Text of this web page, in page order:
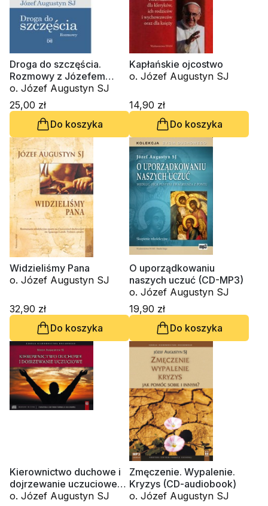
Droga do szczęścia.
Rozmowy z Józefem
Augustynem SJ
o. Józef Augustyn SJ
25,00 zł
Do koszyka
Kapłańskie ojcostwo
o. Józef Augustyn SJ
14,90 zł
Do koszyka
Widzieliśmy Pana
o. Józef Augustyn SJ
32,90 zł
Do koszyka
O uporządkowaniu
naszych uczuć (CD-MP3)
o. Józef Augustyn SJ
19,90 zł
Do koszyka
Kierownictwo duchowe i
dojrzewanie uczuciowe
(CD-audiobook)
o. Józef Augustyn SJ
Zmęczenie. Wypalenie.
Kryzys (CD-audiobook)
o. Józef Augustyn SJ